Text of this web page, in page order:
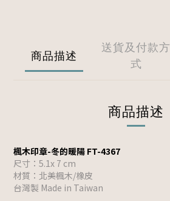
商品描述
送貨及付款方
式
商品描述
楓木印章-冬的暖陽 FT-4367
尺寸：5.1x 7 cm
材質：北美楓木/橡皮
台灣製 Made in Taiwan